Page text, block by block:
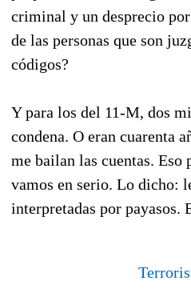
criminal y un desprecio
de las personas que son
códigos?
Y para los del 11-M, dos
condena. O eran cuarenta
me bailan las cuentas. Eso
vamos en serio. Lo dicho:
interpretadas por payasos.